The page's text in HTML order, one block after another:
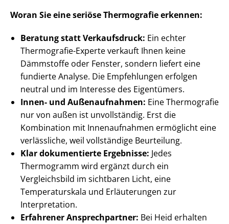
Woran Sie eine seriöse Thermografie erkennen:
Beratung statt Verkaufsdruck: Ein echter
Thermografie-Experte verkauft Ihnen keine
Dämmstoffe oder Fenster, sondern liefert eine
fundierte Analyse. Die Empfehlungen erfolgen
neutral und im Interesse des Eigentümers.
Innen- und Außenaufnahmen: Eine Thermografie
nur von außen ist unvollständig. Erst die
Kombination mit Innenaufnahmen ermöglicht eine
verlässliche, weil vollständige Beurteilung.
Klar dokumentierte Ergebnisse: Jedes
Thermogramm wird ergänzt durch ein
Vergleichsbild im sichtbaren Licht, eine
Temperaturskala und Erläuterungen zur
Interpretation.
Erfahrener Ansprechpartner: Bei Heid erhalten